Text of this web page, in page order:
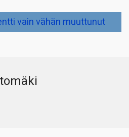
vain vähän muuttunut